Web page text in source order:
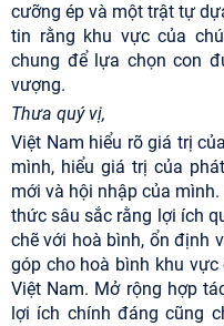
cưỡng ép và một trật tự
tin rằng khu vực của
chung để lựa chọn con
vượng.
Thưa quý vị,
Việt Nam hiểu rõ giá trị
mình, hiểu giá trị của
mới và hội nhập của
thức sâu sắc rằng lợi ích
chẽ với hoà bình, ổn định
góp cho hoà bình khu
Việt Nam. Mở rộng hợp
lợi ích chính đáng cũng